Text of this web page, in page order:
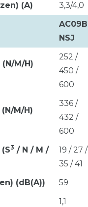
(A) 3,3/4,0
NSJ
M/H)
252 /
450 /
600
M/H)
336 /
432 /
600
3 / N / M /
19 / 27 /
35 / 41
(dB(A))
59
1,1